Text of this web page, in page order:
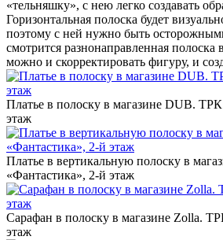
«тельняшку», с нею легко создавать
Горизонтальная полоска будет
поэтому с ней нужно быть
смотрится разнонаправленная полоска
можно и скорректировать фигуру, и
Платье в полоску в магазине DUB.
этаж
Платье в вертикальную полоску в
«Фантастика», 2-й этаж
Сарафан в полоску в магазине Zolla.
этаж